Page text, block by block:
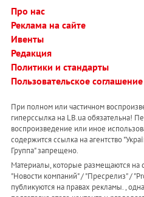
Про нас
Реклама на сайте
Ивенты
Редакция
Политики и стандарты
Пользовательское соглашение
При полном или частичном
гиперссылка на LB.ua обязательна!
воспроизведение или иное
содержится ссылка на агентство
Группа" запрещено.
Материалы, которые размещаются на
"Новости компаний" / "Пресрелиз" /
публикуются на правах рекламы. ,